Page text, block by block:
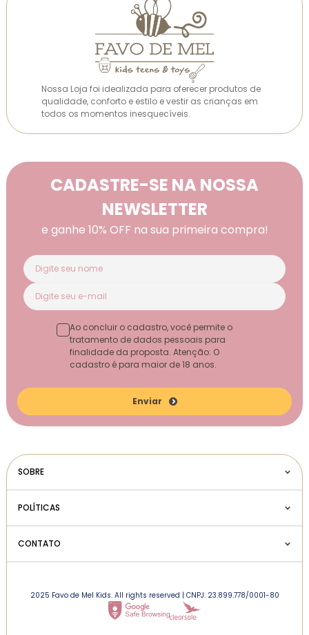
Nossa Loja foi idealizada para oferecer produtos de
qualidade, conforto e estilo e vestir as crianças em
todos os momentos inesquecíveis.
CADASTRE-SE NA NOSSA
NEWSLETTER
e ganhe 10% OFF na sua primeira compra!
Enviar
Ao concluir o cadastro, você permite o
tratamento de dados pessoais para
finalidade da proposta. Atenção: O
cadastro é para maior de 18 anos.
SOBRE
POLÍTICAS
CONTATO
2025 Favo de Mel Kids. All rights reserved | CNPJ: 23.899.778/0001-80